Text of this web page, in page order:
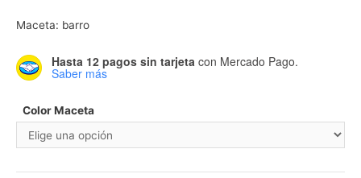
Maceta: barro
Hasta 12 pagos sin tarjeta con Mercado Pago.
Saber más
Color Maceta